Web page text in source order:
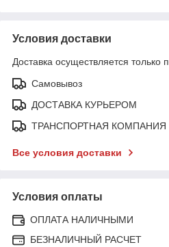
Условия доставки
Доставка осуществляется только
Самовывоз
ДОСТАВКА КУРЬЕРОМ
ТРАНСПОРТНАЯ КОМПАНИЯ
Все условия доставки
Условия оплаты
ОПЛАТА НАЛИЧНЫМИ
БЕЗНАЛИЧНЫЙ РАСЧЕТ